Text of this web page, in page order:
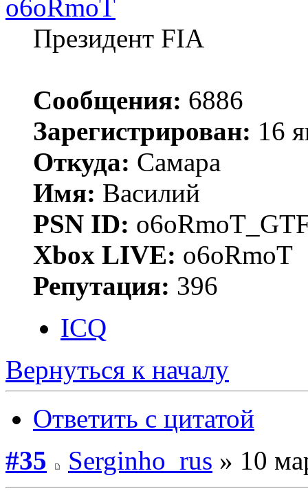
o6oRmoT
Президент FIA
Сообщения: 6886
Зарегистрирован: 16
Откуда: Самара
Имя: Василий
PSN ID:
Xbox LIVE: o6oRmoT
Репутация: 396
ICQ
Вернуться к началу
Ответить с цитатой
#35
Serginho_rus » 10